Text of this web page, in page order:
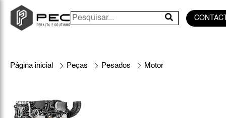
Página inicial Peças Pesados Motor